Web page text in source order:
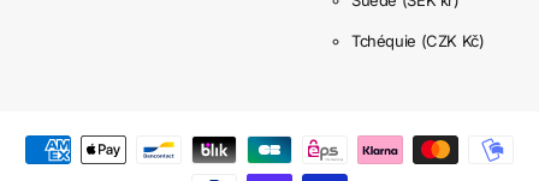
Tchéquie (CZK Kč)